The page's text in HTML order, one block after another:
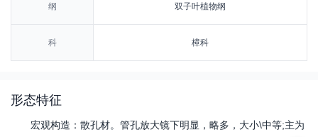
纲 双子叶植物纲
科 樟科
形态特征
宏观构造：散孔材。管孔放大镜下明显，略多，大小\中等;主为